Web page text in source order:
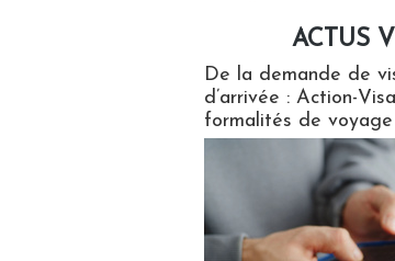
ACTUS
De la demande de
d’arrivée : Action-
formalités de voyage